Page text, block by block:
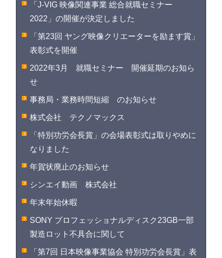
「J-VIG 映像関連事業 総合就職セミナー
2022」の開催が決定しました
「第23回 ヤング映像クリエーターを励ます賞」
表彰式を開催
2022年3月 就職セミナー 開催延期のお知ら
せ
事務局・業務時間短縮 のお知らせ
株式会社 テクノマックス
「特別功労会長賞」の会場表彰式は取りやめに
なりました
年賀状廃止のお知らせ
シンエイ動画 株式会社
年末年始休暇
SONY プロフェッショナルディスク23GB一部
製造ロット不具合に関して
「第7回 日本映像事業協会 特別功労会長賞」表